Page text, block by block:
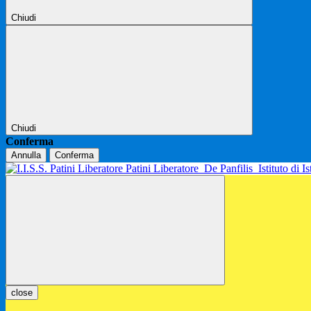
Chiudi
Chiudi
Conferma
Annulla Conferma
Patini Liberatore De Panfilis Istituto di
close